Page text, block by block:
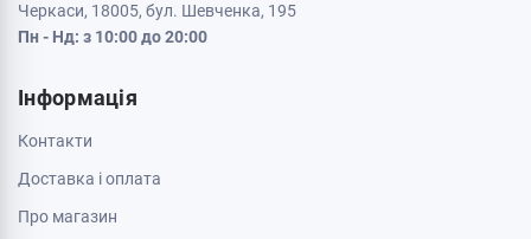
Черкаси, 18005, бул. Шевченка, 195
Пн - Нд: з 10:00 до 20:00
Інформація
Контакти
Доставка і оплата
Про магазин